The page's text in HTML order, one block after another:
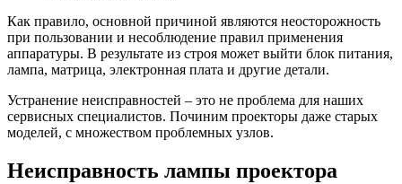
Как правило, основной причиной являются неосторожность
при пользовании и несоблюдение правил применения
аппаратуры. В результате из строя может выйти блок питания,
лампа, матрица, электронная плата и другие детали.
Устранение неисправностей – это не проблема для наших
сервисных специалистов. Починим проекторы даже старых
моделей, с множеством проблемных узлов.
Неисправность лампы проектора